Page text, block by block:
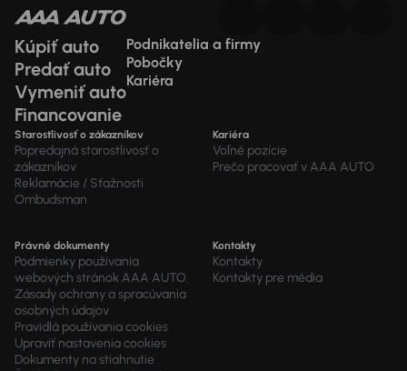
Kúpiť auto
Predať auto
Vymeniť auto
Financovanie
Podnikatelia a firmy
Pobočky
Kariéra
Starostlivosť o zákazníkov
Popredajná starostlivosť o
zákazníkov
Reklamácie / Sťažnosti
Ombudsman
Kariéra
Voľné pozície
Prečo pracovať v AAA AUTO
Právné dokumenty
Podmienky používania
webových stránok AAA AUTO
Zásady ochrany a spracúvania
osobných údajov
Pravidlá používania cookies
Upraviť nastavenia cookies
Dokumenty na stiahnutie
Kontakty
Kontakty
Kontakty pre média